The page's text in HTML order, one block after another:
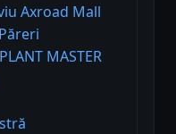
Axroad Mall
MASTER